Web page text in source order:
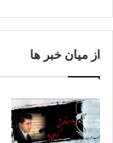
از میان خبر ها